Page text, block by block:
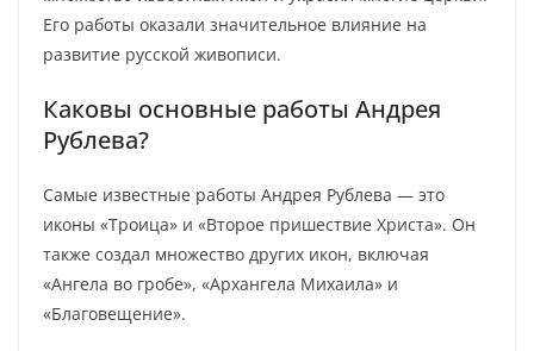
Его работы оказали значительное влияние на
развитие русской живописи.
Каковы основные работы Андрея
Рублева?
Самые известные работы Андрея Рублева — это
иконы «Троица» и «Второе пришествие Христа». Он
также создал множество других икон, включая
«Ангела во гробе», «Архангела Михаила» и
«Благовещение».